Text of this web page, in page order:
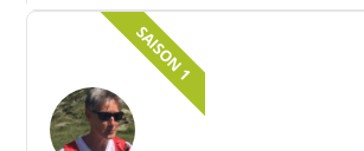
SAISON 1